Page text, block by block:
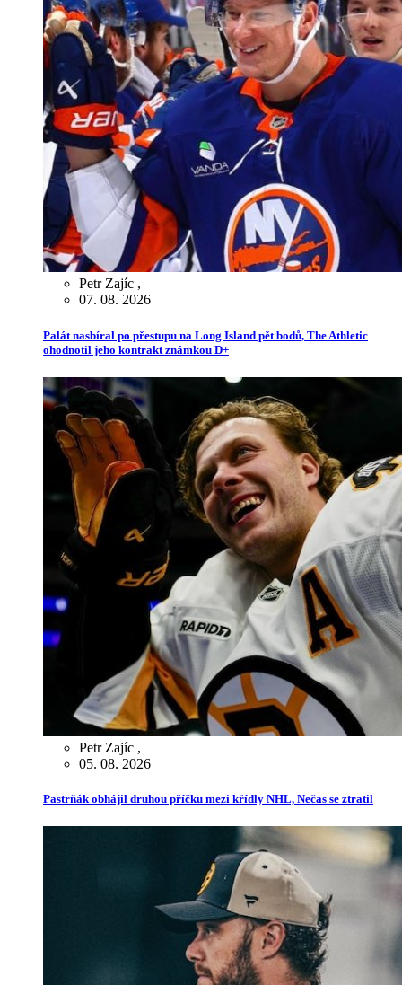
Petr Zajíc ,
07. 08. 2026
Palát nasbíral po přestupu na Long Island pět bodů, The Athletic
ohodnotil jeho kontrakt známkou D+
Petr Zajíc ,
05. 08. 2026
Pastrňák obhájil druhou příčku mezi křídly NHL, Nečas se ztratil